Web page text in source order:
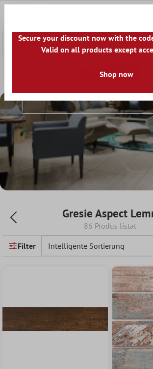
Gresie Aspect
Gresie Aspect
Gresie Aspect
86 Produs listat
Filter
Secure your discount now with the
Valid on all products except
Shop now